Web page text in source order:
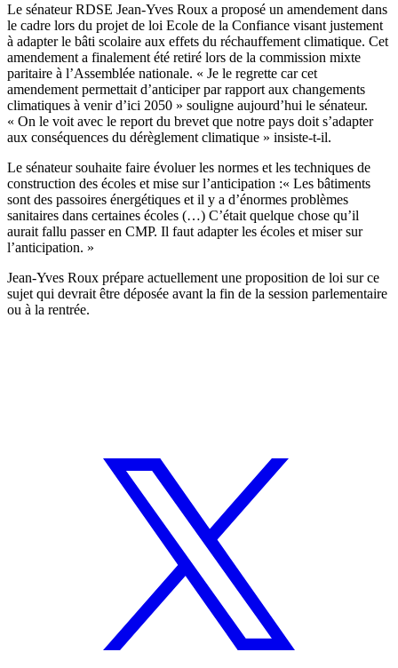
Le sénateur RDSE Jean-Yves Roux a proposé un amendement dans
le cadre lors du projet de loi Ecole de la Confiance visant justement
à adapter le bâti scolaire aux effets du réchauffement climatique. Cet
amendement a finalement été retiré lors de la commission mixte
paritaire à l’Assemblée nationale. « Je le regrette car cet
amendement permettait d’anticiper par rapport aux changements
climatiques à venir d’ici 2050 » souligne aujourd’hui le sénateur.
« On le voit avec le report du brevet que notre pays doit s’adapter
aux conséquences du dérèglement climatique » insiste-t-il.
Le sénateur souhaite faire évoluer les normes et les techniques de
construction des écoles et mise sur l’anticipation :« Les bâtiments
sont des passoires énergétiques et il y a d’énormes problèmes
sanitaires dans certaines écoles (…) C’était quelque chose qu’il
aurait fallu passer en CMP. Il faut adapter les écoles et miser sur
l’anticipation. »
Jean-Yves Roux prépare actuellement une proposition de loi sur ce
sujet qui devrait être déposée avant la fin de la session parlementaire
ou à la rentrée.